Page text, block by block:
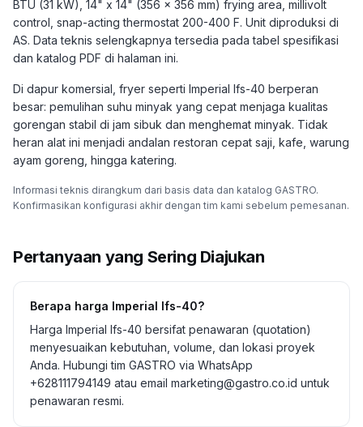
BTU (31 kW), 14" x 14" (356 x 356 mm) frying area, millivolt
control, snap-acting thermostat 200-400 F. Unit diproduksi di
AS. Data teknis selengkapnya tersedia pada tabel spesifikasi
dan katalog PDF di halaman ini.
Di dapur komersial, fryer seperti Imperial Ifs-40 berperan
besar: pemulihan suhu minyak yang cepat menjaga kualitas
gorengan stabil di jam sibuk dan menghemat minyak. Tidak
heran alat ini menjadi andalan restoran cepat saji, kafe, warung
ayam goreng, hingga katering.
Informasi teknis dirangkum dari basis data dan katalog GASTRO.
Konfirmasikan konfigurasi akhir dengan tim kami sebelum pemesanan.
Pertanyaan yang Sering Diajukan
Berapa harga Imperial Ifs-40?
Harga Imperial Ifs-40 bersifat penawaran (quotation)
menyesuaikan kebutuhan, volume, dan lokasi proyek
Anda. Hubungi tim GASTRO via WhatsApp
+628111794149 atau email marketing@gastro.co.id untuk
penawaran resmi.